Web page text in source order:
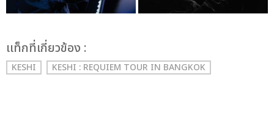
เเท็กที่เกี่ยวข้อง :
KESHI KESHI : REQUIEM TOUR IN BANGKOK